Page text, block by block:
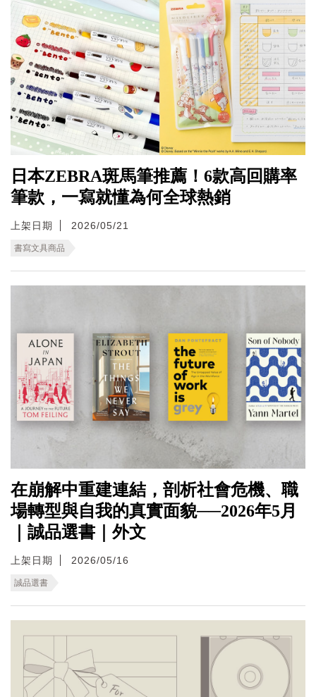
日本ZEBRA斑馬筆推薦！6款高回購率
筆款，一寫就懂為何全球熱銷
上架日期 2026/05/21
書寫文具商品
在崩解中重建連結，剖析社會危機、職
場轉型與自我的真實面貌──2026年5月
｜誠品選書｜外文
上架日期 2026/05/16
誠品選書